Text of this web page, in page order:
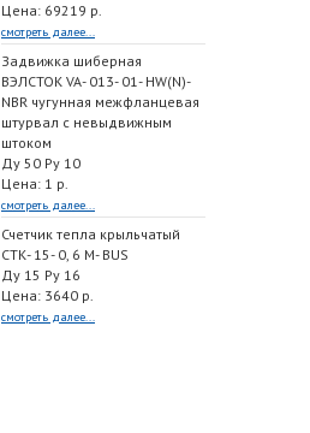
Цена: 69219 р.
смотреть далее...
Задвижка шиберная
ВЭЛСТОК VA- 013- 01- HW(N)-
NBR чугунная межфланцевая
штурвал с невыдвижным
штоком
Ду 50 Ру 10
Цена: 1 р.
смотреть далее...
Счетчик тепла крыльчатый
СТК- 15- 0, 6 M- BUS
Ду 15 Ру 16
Цена: 3640 р.
смотреть далее...